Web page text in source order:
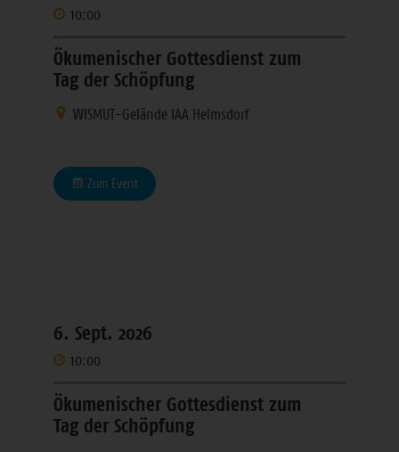
10:00
Ökumenischer Gottesdienst zum
Tag der Schöpfung
WISMUT-Gelände IAA Helmsdorf
Zum Event
6. Sept. 2026
10:00
Ökumenischer Gottesdienst zum
Tag der Schöpfung